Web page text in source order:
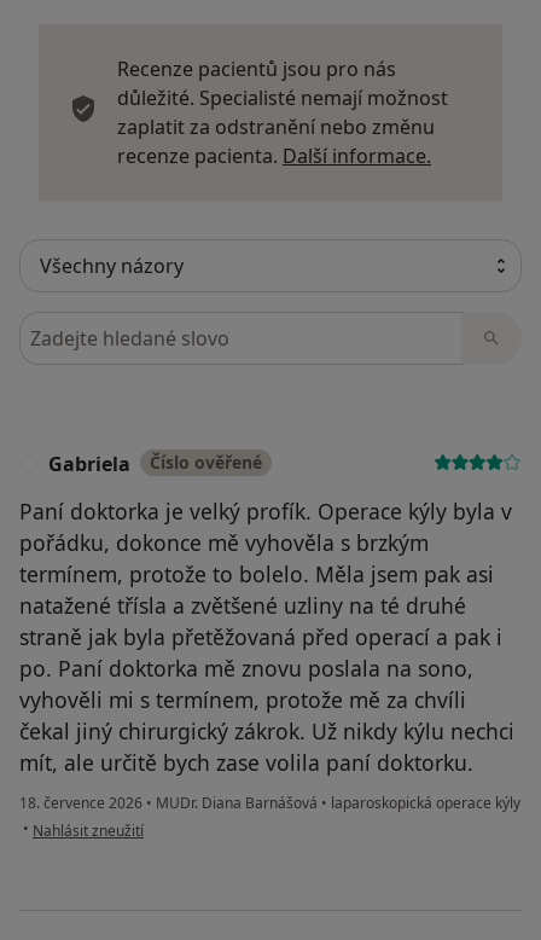
Recenze pacientů jsou pro nás
důležité. Specialisté nemají možnost
zaplatit za odstranění nebo změnu
recenze pacienta. Další informace.
Hledejte v názorech
Gabriela Číslo ověřené
Paní doktorka je velký profík. Operace kýly byla v
pořádku, dokonce mě vyhověla s brzkým
termínem, protože to bolelo. Měla jsem pak asi
natažené třísla a zvětšené uzliny na té druhé
straně jak byla přetěžovaná před operací a pak i
po. Paní doktorka mě znovu poslala na sono,
vyhověli mi s termínem, protože mě za chvíli
čekal jiný chirurgický zákrok. Už nikdy kýlu nechci
mít, ale určitě bych zase volila paní doktorku.
18. července 2026 • MUDr. Diana Barnášová • laparoskopická operace kýly
• podle názoru uživatele Gabriela
Nahlásit zneužití